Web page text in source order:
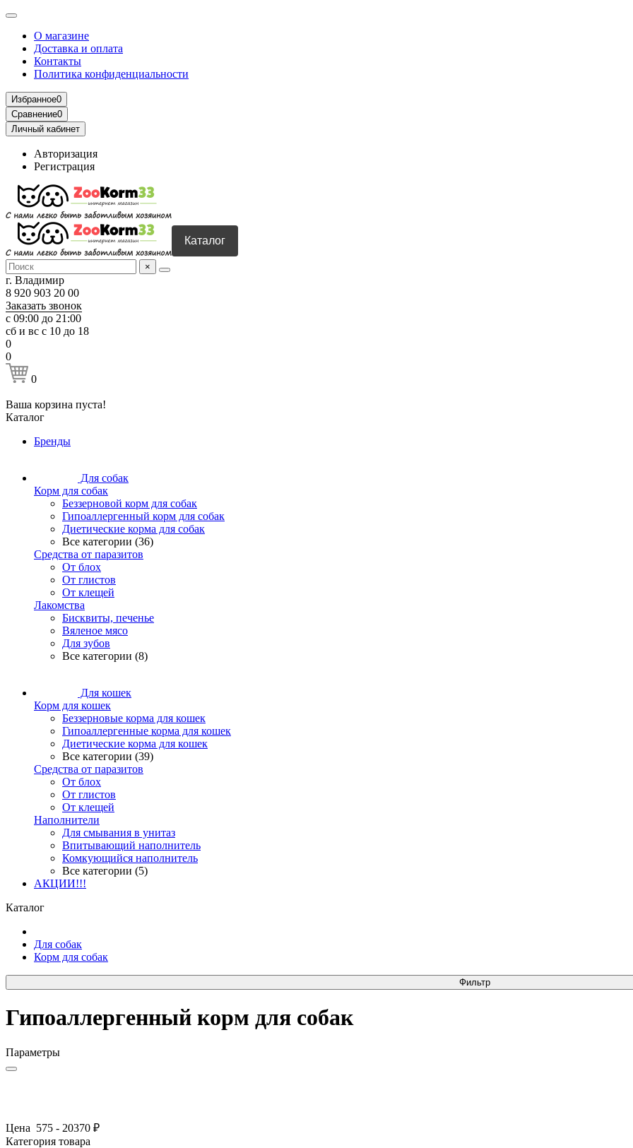
О магазине
Доставка и оплата
Контакты
Политика конфиденциальности
Избранное0
Сравнение0
Личный кабинет
Авторизация
Регистрация
Каталог
×
г. Владимир
8 920 903 20 00
Заказать звонок
с 09:00 до 21:00
сб и вс с 10 до 18
0
0
0
Ваша корзина пуста!
Каталог
Бренды
Для собак
Корм для собак
Беззерновой корм для собак
Гипоаллергенный корм для собак
Диетические корма для собак
Все категории (36)
Средства от паразитов
От блох
От глистов
От клещей
Лакомства
Бисквиты, печенье
Вяленое мясо
Для зубов
Все категории (8)
Для кошек
Корм для кошек
Беззерновые корма для кошек
Гипоаллергенные корма для кошек
Диетические корма для кошек
Все категории (39)
Средства от паразитов
От блох
От глистов
От клещей
Наполнители
Для смывания в унитаз
Впитывающий наполнитель
Комкующийся наполнитель
Все категории (5)
АКЦИИ!!!
Каталог
Для собак
Корм для собак
Фильтр
Гипоаллергенный корм для собак
Параметры
Цена 575 - 20370 ₽
Категория товара